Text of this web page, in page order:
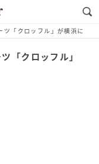
ツ「クロッフル」が横浜に
「クロッフル」